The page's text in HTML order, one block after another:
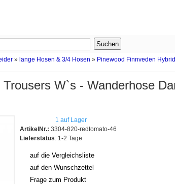
» lange Hosen & 3/4 Hosen » Pinewood Finnveden
W`s - Wanderhose
1 auf Lager
ArtikelNr.: 3304-820-redtomato-46
Lieferstatus: 1-2 Tage
auf die Vergleichsliste
auf den Wunschzettel
Frage zum Produkt